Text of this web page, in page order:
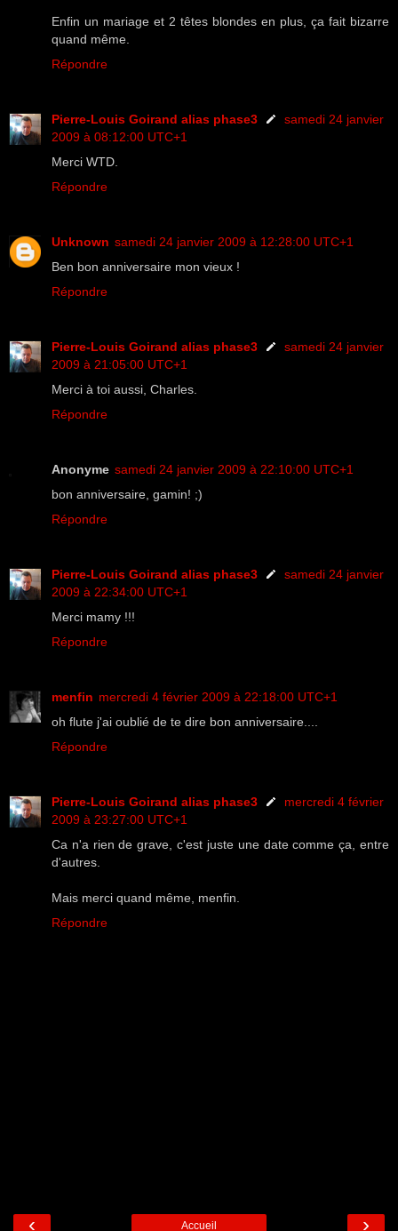
Enfin un mariage et 2 têtes blondes en plus, ça fait bizarre
quand même.
Répondre
Pierre-Louis Goirand alias phase3
samedi 24 janvier
2009 à 08:12:00 UTC+1
Merci WTD.
Répondre
Unknown samedi 24 janvier 2009 à 12:28:00 UTC+1
Ben bon anniversaire mon vieux !
Répondre
Pierre-Louis Goirand alias phase3
samedi 24 janvier
2009 à 21:05:00 UTC+1
Merci à toi aussi, Charles.
Répondre
Anonyme samedi 24 janvier 2009 à 22:10:00 UTC+1
bon anniversaire, gamin! ;)
Répondre
Pierre-Louis Goirand alias phase3
samedi 24 janvier
2009 à 22:34:00 UTC+1
Merci mamy !!!
Répondre
menfin mercredi 4 février 2009 à 22:18:00 UTC+1
oh flute j'ai oublié de te dire bon anniversaire....
Répondre
Pierre-Louis Goirand alias phase3
mercredi 4 février
2009 à 23:27:00 UTC+1
Ca n'a rien de grave, c'est juste une date comme ça, entre
d'autres.
Mais merci quand même, menfin.
Répondre
‹ ›
Accueil